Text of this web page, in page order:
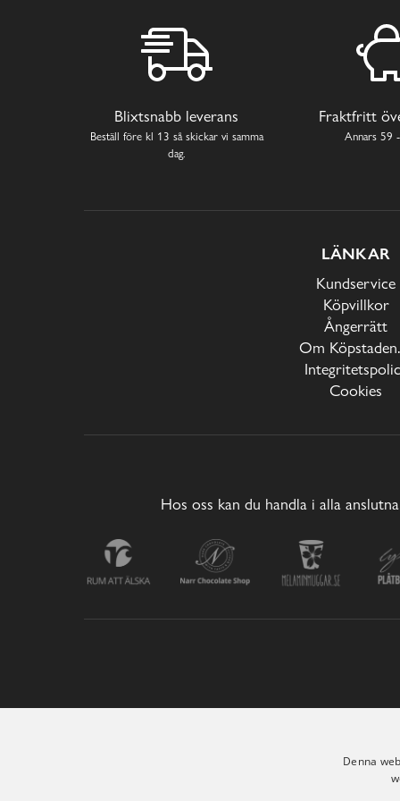
Blixtsnabb leverans
Beställ före kl 13 så skickar vi samma
dag.
Fraktfritt
Annars 59
LÄNKAR
Kundservice
Köpvillkor
Ångerrätt
Om
Cookies
Hos oss kan du handla i alla
Denna